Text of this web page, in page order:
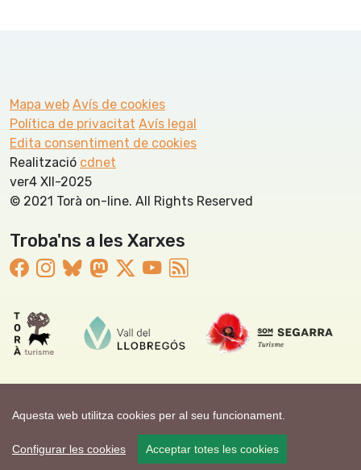
Aquesta web utilitza cookies per al seu funcionament.
Configurar les cookies Acceptar totes les cookies
Mapa web Avís de cookies
Política de privacitat Avís legal
Edita consentiment de cookies
Realització cdnet
ver4 XII-2025
© 2021 Torà on-line. All Rights Reserved
Troba'ns a les Xarxes